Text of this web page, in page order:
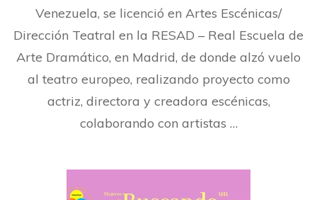
Venezuela, se licenció en Artes Escénicas/
Dirección Teatral en la RESAD – Real Escuela de
Arte Dramático, en Madrid, de donde alzó vuelo
al teatro europeo, realizando proyecto como
actriz, directora y creadora escénicas,
colaborando con artistas …